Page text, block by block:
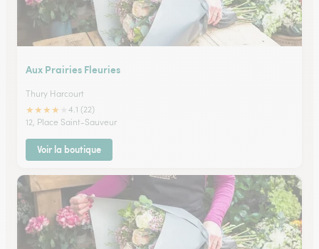
Aux Prairies Fleuries
Thury Harcourt
★★★★
4.1 (22)
12, Place Saint-Sauveur
Voir la boutique